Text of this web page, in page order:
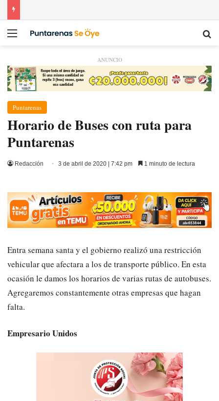
Menú
ANUNCIO
Puntarenas
Horario de Buses con ruta para
Puntarenas
Redacción 3 de abril de 2020 | 7:42 pm 1 minuto de lectura
Entra semana santa y el gobierno realizó una restricción
vehicular que afectara a los de transporte público. En esta
ocasión le damos los horarios de varias rutas de autobuses.
Agregaremos constantemente otras empresas que hagan
falta.
Empresario Unidos